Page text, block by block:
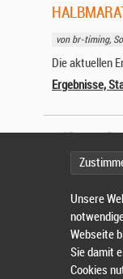
von br-timing,
Die aktuellen
Ergebnisse,
2H
von br-timing,
Die aktuellen
Ergebnisse,
Unsere
Webseite
Sie damit
Cookies